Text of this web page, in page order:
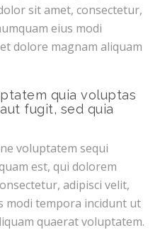
sit amet, consectetur,
eius modi
dolore magnam aliquam
quia voluptas
fugit, sed quia
voluptatem sequi
est, qui dolorem
adipisci velit,
modi tempora incidunt ut
quaerat voluptatem.